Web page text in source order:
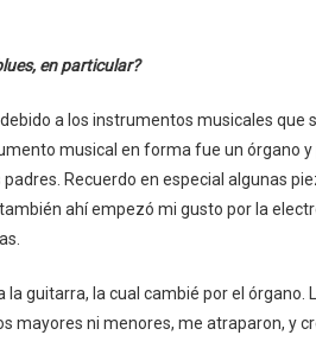
en particular?
a los instrumentos musicales que
musical en forma fue un órgano
Recuerdo en especial algunas
ahí empezó mi gusto por la
guitarra, la cual cambié por el órgano.
mayores ni menores, me atraparon, y